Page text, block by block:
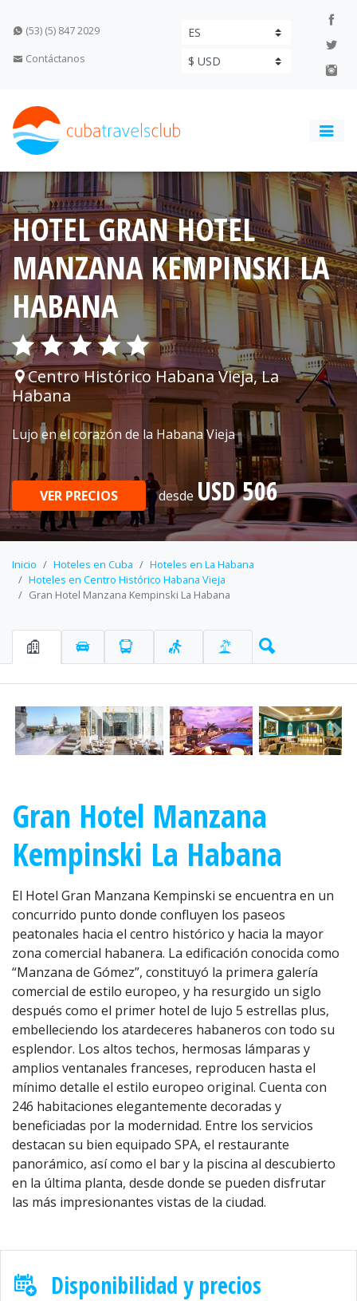
(53) (5) 847 2029
Contáctanos
HOTEL GRAN HOTEL
MANZANA KEMPINSKI LA
HABANA
Centro Histórico Habana Vieja, La
Habana
Lujo en el corazón de la Habana Vieja
VER PRECIOS desde USD 506
Inicio Hoteles en Cuba
Hoteles en La Habana
Hoteles en Centro Histórico Habana Vieja
Gran Hotel Manzana Kempinski La Habana
Anterior
Gran Hotel Manzana
Kempinski La Habana
El Hotel Gran Manzana Kempinski se encuentra en un
concurrido punto donde confluyen los paseos
peatonales hacia el centro histórico y hacia la mayor
zona comercial habanera. La edificación conocida como
“Manzana de Gómez”, constituyó la primera galería
comercial de estilo europeo, y ha resurgido un siglo
después como el primer hotel de lujo 5 estrellas plus,
embelleciendo los atardeceres habaneros con todo su
esplendor. Los altos techos, hermosas lámparas y
amplios ventanales franceses, reproducen hasta el
mínimo detalle el estilo europeo original. Cuenta con
246 habitaciones elegantemente decoradas y
beneficiadas por la modernidad. Entre los servicios
destacan su bien equipado SPA, el restaurante
panorámico, así como el bar y la piscina al descubierto
en la última planta, desde donde se pueden disfrutar
las más impresionantes vistas de la ciudad.
Disponibilidad y precios